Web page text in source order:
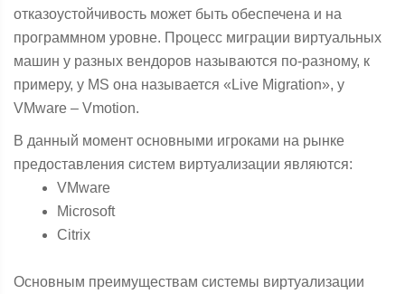
отказоустойчивость может быть обеспечена и на
программном уровне. Процесс миграции виртуальных
машин у разных вендоров называются по-разному, к
примеру, у MS она называется «Live Migration», у
VMware – Vmotion.
В данный момент основными игроками на рынке
предоставления систем виртуализации являются:
VMware
Microsoft
Citrix
Основным преимуществам системы виртуализации